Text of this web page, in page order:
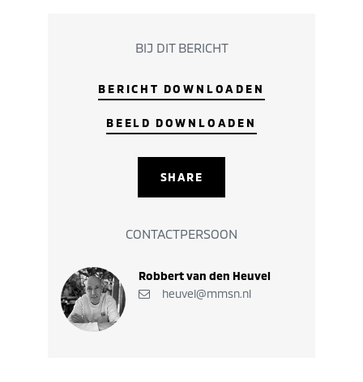
BIJ DIT BERICHT
BERICHT DOWNLOADEN
BEELD DOWNLOADEN
SHARE
CONTACTPERSOON
Robbert van den Heuvel
heuvel@mmsn.nl